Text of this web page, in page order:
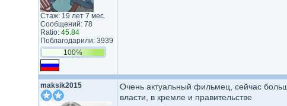
Стаж: 19 лет 7 мес.
Сообщений: 78
Ratio: 45.84
Поблагодарили: 3939
100%
maksik2015
Очень актуальный фильмец, сейчас
власти, в кремле и правительстве